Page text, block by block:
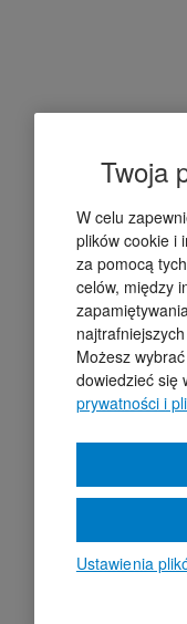
Twoja
W celu
plików cookie i
za pomocą
celów, między
Możesz
dowiedzieć się
prywatności i
Ustawienia